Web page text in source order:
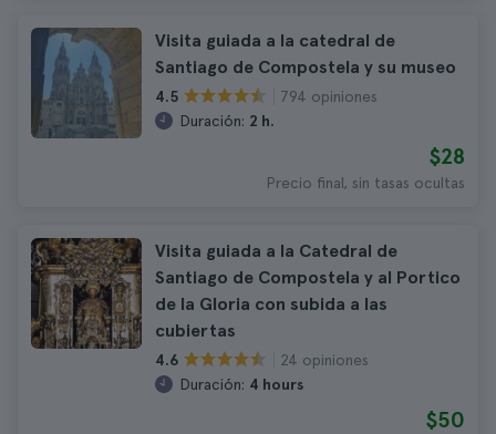
Visita guiada a la catedral de
Santiago de Compostela y su museo
4.5
794 opiniones
Duración: 2 h.
$28
Precio final, sin tasas ocultas
Visita guiada a la Catedral de
Santiago de Compostela y al Portico
de la Gloria con subida a las
cubiertas
4.6
24 opiniones
Duración: 4 hours
$50